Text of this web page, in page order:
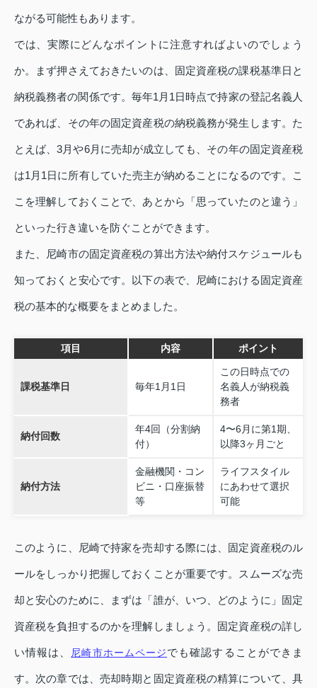
ながる可能性もあります。
では、実際にどんなポイントに注意すればよいのでしょう
か。まず押さえておきたいのは、固定資産税の課税基準日と
納税義務者の関係です。毎年1月1日時点で持家の登記名義人
であれば、その年の固定資産税の納税義務が発生します。た
とえば、3月や6月に売却が成立しても、その年の固定資産税
は1月1日に所有していた売主が納めることになるのです。こ
こを理解しておくことで、あとから「思っていたのと違う」
といった行き違いを防ぐことができます。
また、尼崎市の固定資産税の算出方法や納付スケジュールも
知っておくと安心です。以下の表で、尼崎における固定資産
税の基本的な概要をまとめました。
項目 内容 ポイント
課税基準日 毎年1月1日
この日時点での
名義人が納税義
務者
納付回数
年4回（分割納
付）
4〜6月に第1期、
以降3ヶ月ごと
納付方法
金融機関・コン
ビニ・口座振替
等
ライフスタイル
にあわせて選択
可能
このように、尼崎で持家を売却する際には、固定資産税のル
ールをしっかり把握しておくことが重要です。スムーズな売
却と安心のために、まずは「誰が、いつ、どのように」固定
資産税を負担するのかを理解しましょう。固定資産税の詳し
い情報は、 尼崎市ホームページでも確認することができま
す。次の章では、売却時期と固定資産税の精算について、具